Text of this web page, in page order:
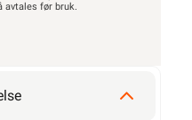
avtales før bruk.